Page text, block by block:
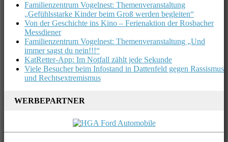
Familienzentrum Vogelnest: Themenveranstaltung
„Gefühlsstarke Kinder beim Groß werden begleiten“
Von der Geschichte ins Kino – Ferienaktion der Rosbacher
Messdiener
Familienzentrum Vogelnest: Themenveranstaltung „Und
immer sagst du nein!!!“
KatRetter-App: Im Notfall zählt jede Sekunde
Viele Besucher beim Infostand in Dattenfeld gegen Rassismus
und Rechtsextremismus
WERBEPARTNER